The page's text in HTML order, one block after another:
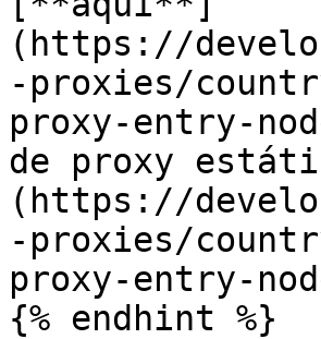
(https://
-proxies/
proxy-entry-
de proxy
(https://
-proxies/
proxy-entry-
{% endhint %}